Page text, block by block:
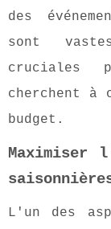
des
sont
cruciales
cherchent à
budget.
Maximiser
L'un des